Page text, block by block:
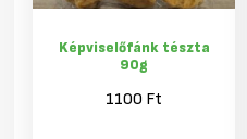
Képviselőfánk tészta
90g
1100 Ft